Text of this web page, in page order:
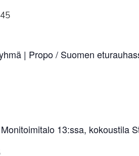
| Propo / Suomen
13:ssa, kokoustila